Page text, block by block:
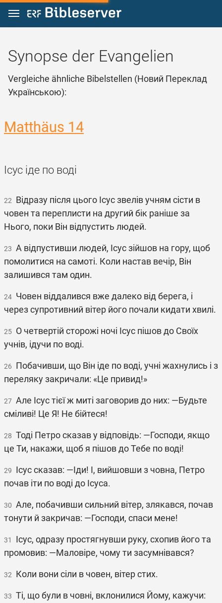
Zum Inhalt springen
Synopse der Evangelien
Vergleiche ähnliche Bibelstellen (Новий Переклад
Українською):
Matthäus 14
Ісус іде по воді
22 Відразу після цього Ісус звелів учням сісти в
човен та переплисти на другий бік раніше за
Нього, поки Він відпустить людей.
23 А відпустивши людей, Ісус зійшов на гору, щоб
помолитися на самоті. Коли настав вечір, Він
залишився там один.
24 Човен віддалився вже далеко від берега, і
через супротивний вітер його почали кидати хвилі.
25 О четвертій сторожі ночі Ісус пішов до Своїх
учнів, ідучи по воді.
26 Побачивши, що Він іде по воді, учні жахнулись і з
переляку закричали: «Це привид!»
27 Але Ісус тієї ж миті заговорив до них: ―Будьте
сміливі! Це Я! Не бійтеся!
28 Тоді Петро сказав у відповідь: ―Господи, якщо
це Ти, накажи, щоб я пішов до Тебе по воді!
29 Ісус сказав: ―Іди! І, вийшовши з човна, Петро
почав іти по воді до Ісуса.
30 Але, побачивши сильний вітер, злякався, почав
тонути й закричав: ―Господи, спаси мене!
31
Ісус, одразу простягнувши руку, схопив його та
промовив: ―Маловіре, чому ти засумнівався?
32 Коли вони сіли в човен, вітер стих.
33 Ті, що були в човні, вклонилися Йому, кажучи: